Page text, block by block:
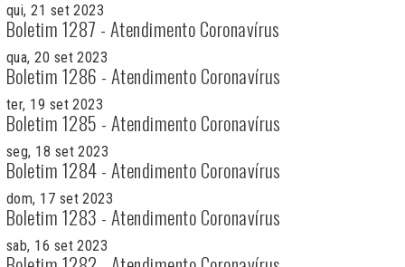
qui, 21 set 2023
Boletim 1287 - Atendimento Coronavírus
qua, 20 set 2023
Boletim 1286 - Atendimento Coronavírus
ter, 19 set 2023
Boletim 1285 - Atendimento Coronavírus
seg, 18 set 2023
Boletim 1284 - Atendimento Coronavírus
dom, 17 set 2023
Boletim 1283 - Atendimento Coronavírus
sab, 16 set 2023